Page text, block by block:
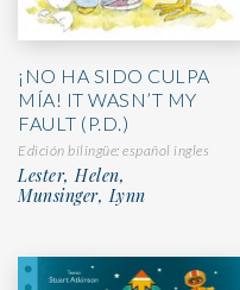
¡NO HA SIDO CULPA
MÍA! IT WASN’T MY
FAULT (P.D.)
Edición bilingüe: español ingles
Lester, Helen,
Munsinger, Lynn